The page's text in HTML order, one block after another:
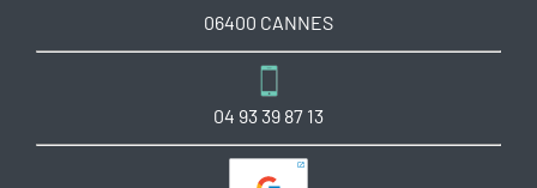
06400 CANNES
04 93 39 87 13